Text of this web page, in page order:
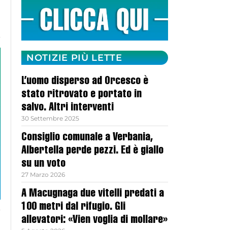
NOTIZIE PIÙ LETTE
L’uomo disperso ad Orcesco è
stato ritrovato e portato in
salvo. Altri interventi
30 Settembre 2025
Consiglio comunale a Verbania,
Albertella perde pezzi. Ed è giallo
su un voto
27 Marzo 2026
A Macugnaga due vitelli predati a
100 metri dal rifugio. Gli
allevatori: «Vien voglia di mollare»